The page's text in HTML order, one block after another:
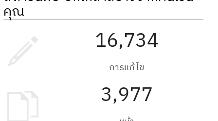
คุณ
16,734
การแก้ไข
3,977